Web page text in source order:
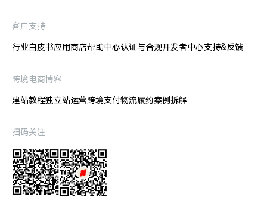
客户支持
行业白皮书应用商店帮助中心认证与合规开发者中心支持&反馈
跨境电商博客
建站教程独立站运营跨境支付物流履约案例拆解
扫码关注